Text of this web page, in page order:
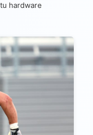
hardware